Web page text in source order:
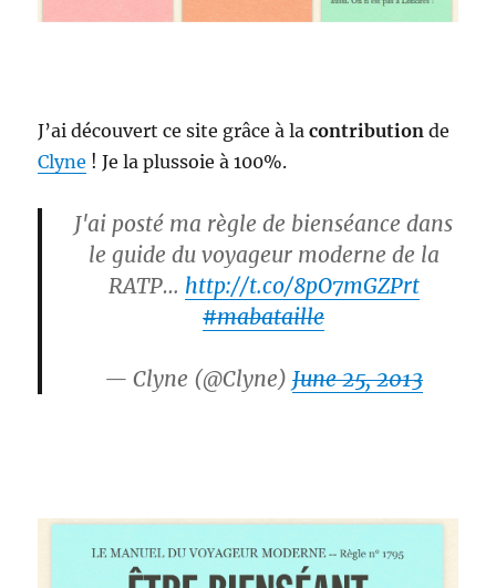
J’ai découvert ce site grâce à lacontributionde
Clyne ! Je la plussoie à 100%.
J'ai posté ma règle de bienséance dans
le guide du voyageur moderne de la
RATP… http://t.co/8pO7mGZPrt
#mabataille
— Clyne (@Clyne) June 25, 2013